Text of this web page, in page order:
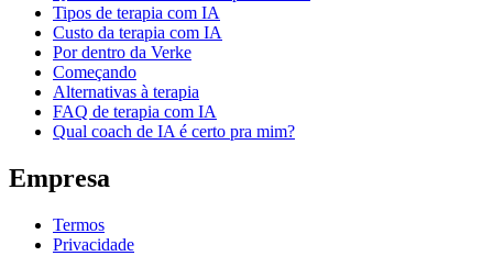
Tipos de terapia com IA
Custo da terapia com IA
Por dentro da Verke
Começando
Alternativas à terapia
FAQ de terapia com IA
Qual coach de IA é certo pra mim?
Empresa
Termos
Privacidade